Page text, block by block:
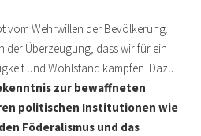
vom Wehrwillen der Bevölkerung.
der Überzeugung, dass wir für ein
und Wohlstand kämpfen. Dazu
zur bewaffneten
politischen Institutionen wie
Föderalismus und das